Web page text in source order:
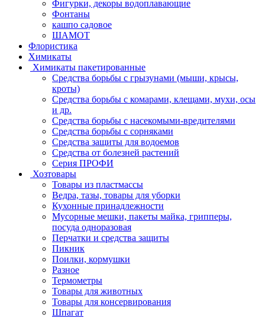
Фигурки, декоры водоплавающие
Фонтаны
кашпо садовое
ШАМОТ
Флористика
Химикаты
Химикаты пакетированные
Средства борьбы с грызунами (мыши, крысы,
кроты)
Средства борьбы с комарами, клещами, мухи, осы
и др.
Средства борьбы с насекомыми-вредителями
Средства борьбы с сорняками
Средства защиты для водоемов
Средства от болезней растений
Серия ПРОФИ
Хозтовары
Товары из пластмассы
Ведра, тазы, товары для уборки
Кухонные принадлежности
Мусорные мешки, пакеты майка, грипперы,
посуда одноразовая
Перчатки и средства защиты
Пикник
Поилки, кормушки
Разное
Термометры
Товары для животных
Товары для консервирования
Шпагат